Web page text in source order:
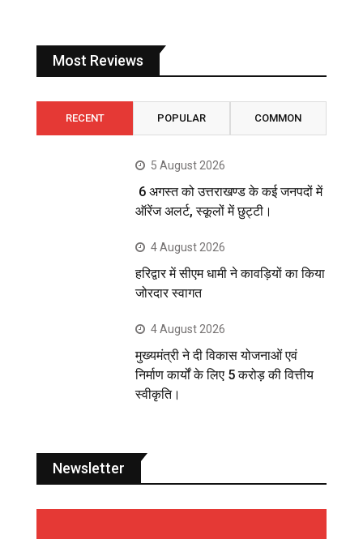
Most Reviews
RECENT POPULAR COMMON
5 August 2026
6 अगस्त को उत्तराखण्ड के कई जनपदों में
ऑरेंज अलर्ट, स्कूलों में छुट्टी।
4 August 2026
हरिद्वार में सीएम धामी ने कावड़ियों का किया
जोरदार स्वागत
4 August 2026
मुख्यमंत्री ने दी विकास योजनाओं एवं
निर्माण कार्यों के लिए 5 करोड़ की वित्तीय
स्वीकृति।
Newsletter